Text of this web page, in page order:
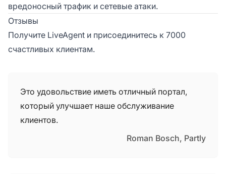
вредоносный трафик и сетевые атаки.
Отзывы
Получите LiveAgent и присоединитесь к 7000
счастливых клиентам.
Это удовольствие иметь отличный портал,
который улучшает наше обслуживание
клиентов.
Roman Bosch, Partly